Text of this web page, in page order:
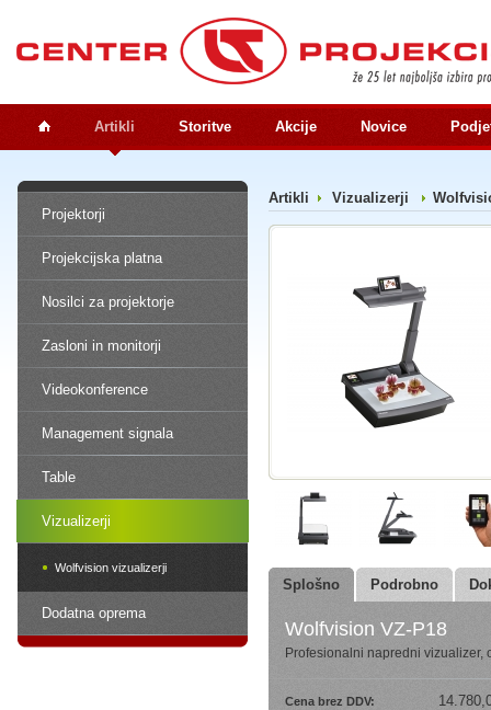
Artikli Storitve Akcije Novice
Projektorji
Projekcijska platna
Nosilci za projektorje
Zasloni in monitorji
Videokonference
Management signala
Table
Vizualizerji
Wolfvision vizualizerji
Dodatna oprema
Artikli Vizualizerji
Splošno Podrobno
Wolfvision VZ-P18
Profesionalni napredni vizualizer,
Cena brez DDV: